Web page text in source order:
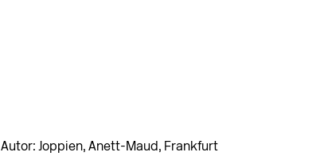
Autor: Joppien, Anett-Maud, Frankfurt